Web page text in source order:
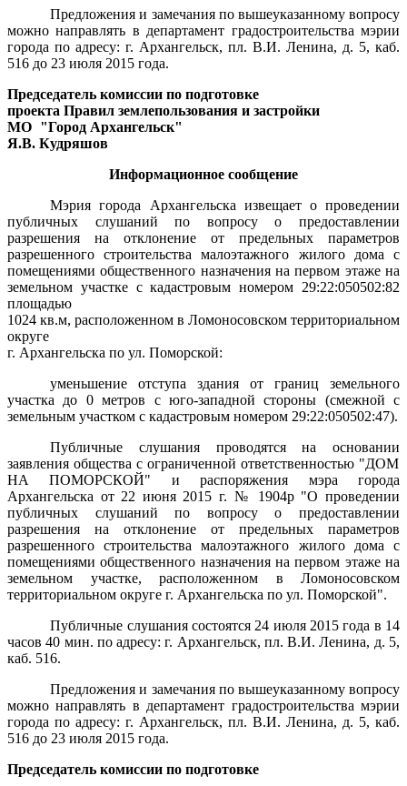
Предложения и замечания по вышеуказанному вопросу
можно направлять в департамент градостроительства мэрии
города по адресу: г. Архангельск, пл. В.И. Ленина, д. 5, каб.
516 до 23 июля 2015 года.
Председатель комиссии по подготовке
проекта Правил землепользования и застройки
МО "Город Архангельск"
Я.В. Кудряшов
Информационное сообщение
Мэрия города Архангельска извещает о проведении
публичных слушаний по вопросу о предоставлении
разрешения на отклонение от предельных параметров
разрешенного строительства малоэтажного жилого дома с
помещениями общественного назначения на первом этаже на
земельном участке с кадастровым номером 29:22:050502:82
площадью
1024 кв.м, расположенном в Ломоносовском территориальном
округе
г. Архангельска по ул. Поморской:
уменьшение отступа здания от границ земельного
участка до 0 метров с юго-западной стороны (смежной с
земельным участком с кадастровым номером 29:22:050502:47).
Публичные слушания проводятсяна основании
заявления общества с ограниченной ответственностью "ДОМ
НА ПОМОРСКОЙ" ираспоряжения мэра города
Архангельска от 22 июня 2015 г. № 1904р "О проведении
публичных слушаний по вопросу о предоставлении
разрешения на отклонение от предельных параметров
разрешенного строительства малоэтажного жилого дома с
помещениями общественного назначения на первом этаже на
земельном участке, расположенном в Ломоносовском
территориальном округе г. Архангельска по ул. Поморской".
Публичные слушания состоятся 24 июля2015 года в 14
часов 40 мин. по адресу: г. Архангельск, пл. В.И. Ленина, д. 5,
каб. 516.
Предложения и замечания по вышеуказанному вопросу
можно направлять в департамент градостроительства мэрии
города по адресу: г. Архангельск, пл. В.И. Ленина, д. 5, каб.
516 до 23 июля 2015 года.
Председатель комиссии по подготовке